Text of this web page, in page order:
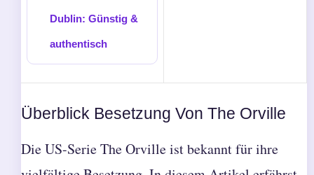
Dublin: Günstig &
authentisch
Überblick Besetzung Von The Orville
Die US-Serie The Orville ist bekannt für ihre